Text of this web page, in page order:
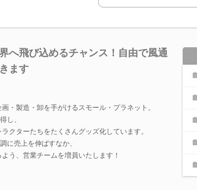
へ飛び込めるチャンス！自由で風通
ます
・製造・卸を手がけるスモール・プラネット。
し、
クターたちをたくさんグッズ化しています。
に売上を伸ばすなか、
う、営業チームを増員いたします！